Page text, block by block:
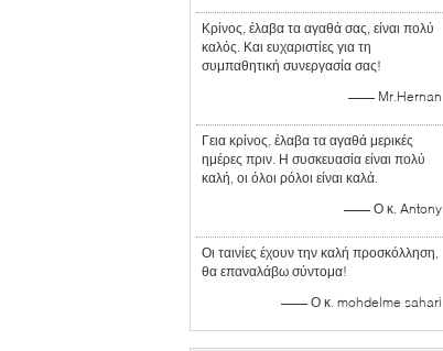
Κρίνος, έλαβα τα αγαθά σας, είναι πολύ
καλός. Και ευχαριστίες για τη
συμπαθητική συνεργασία σας!
—— Mr.Hernan
Γεια κρίνος, έλαβα τα αγαθά μερικές
ημέρες πριν. Η συσκευασία είναι πολύ
καλή, οι όλοι ρόλοι είναι καλά.
—— Ο κ. Antony
Οι ταινίες έχουν την καλή προσκόλληση,
θα επαναλάβω σύντομα!
—— Ο κ. mohdelme sahari